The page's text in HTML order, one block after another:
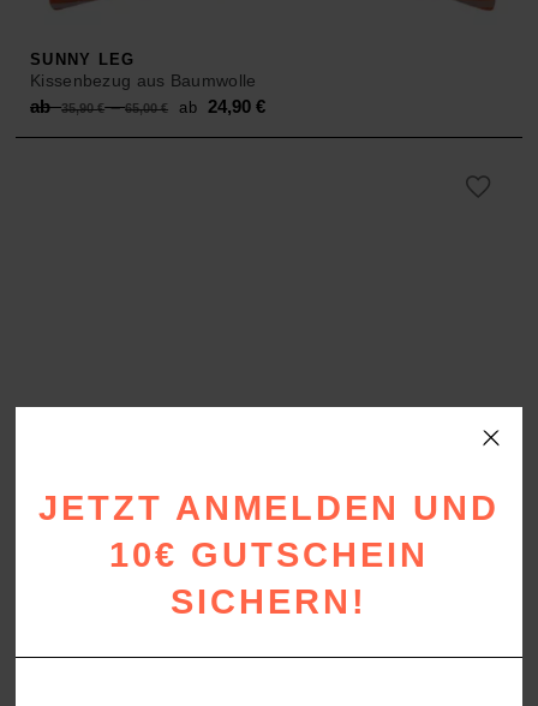
SUNNY LEG
Kissenbezug aus Baumwolle
ab35,90€–65,00€
Original
price
ab 24,90 €Current
price
JETZT ANMELDEN UND
10€ GUTSCHEIN
SICHERN!